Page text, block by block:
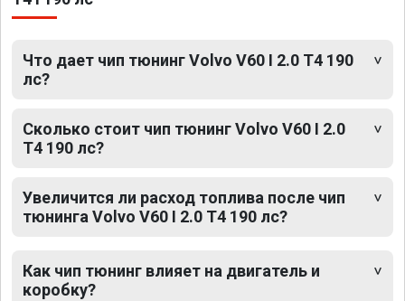
Что дает чип тюнинг Volvo V60 I 2.0 T4 190
лс?
Сколько стоит чип тюнинг Volvo V60 I 2.0
T4 190 лс?
Увеличится ли расход топлива после чип
тюнинга Volvo V60 I 2.0 T4 190 лс?
Как чип тюнинг влияет на двигатель и
коробку?